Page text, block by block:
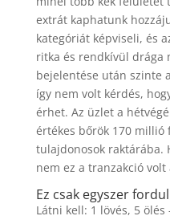
extrát kaphatunk
kategóriát képviseli, és
ritka és rendkívül drága
bejelentése után szinte
így nem volt kérdés,
érhet. Az üzlet a
értékes bőrök 170
tulajdonosok raktárába.
nem ez a tranzakció
Ez csak egyszer
Látni kell: 1 lövés, 5